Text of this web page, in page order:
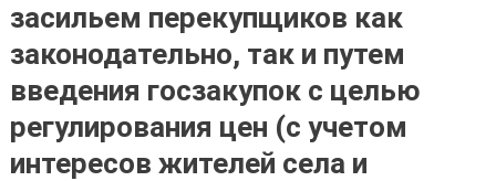
засильем перекупщиков как
законодательно, так и путем
введения госзакупок с целью
регулирования цен (с учетом
интересов жителей села и